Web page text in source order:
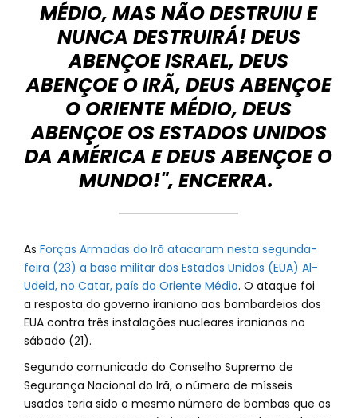
MÉDIO, MAS NÃO DESTRUIU E
NUNCA DESTRUIRÁ! DEUS
ABENÇOE ISRAEL, DEUS
ABENÇOE O IRÃ, DEUS ABENÇOE
O ORIENTE MÉDIO, DEUS
ABENÇOE OS ESTADOS UNIDOS
DA AMÉRICA E DEUS ABENÇOE O
MUNDO!", ENCERRA.
As Forças Armadas do Irã atacaram nesta segunda-
feira (23) a base militar dos Estados Unidos (EUA) Al-
Udeid, no Catar, país do Oriente Médio. O ataque foi
a resposta do governo iraniano aos bombardeios dos
EUA contra três instalações nucleares iranianas no
sábado (21).
Segundo comunicado do Conselho Supremo de
Segurança Nacional do Irã, o número de mísseis
usados teria sido o mesmo número de bombas que os